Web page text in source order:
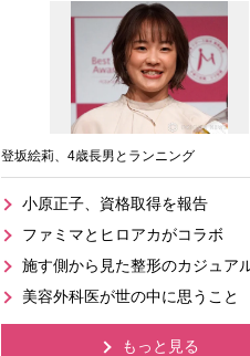
登坂絵莉、4歳長男とランニング
小原正子、資格取得を報告
ファミマとヒロアカがコラボ
施す側から見た整形のカジュア
美容外科医が世の中に思うこと
もっと見る